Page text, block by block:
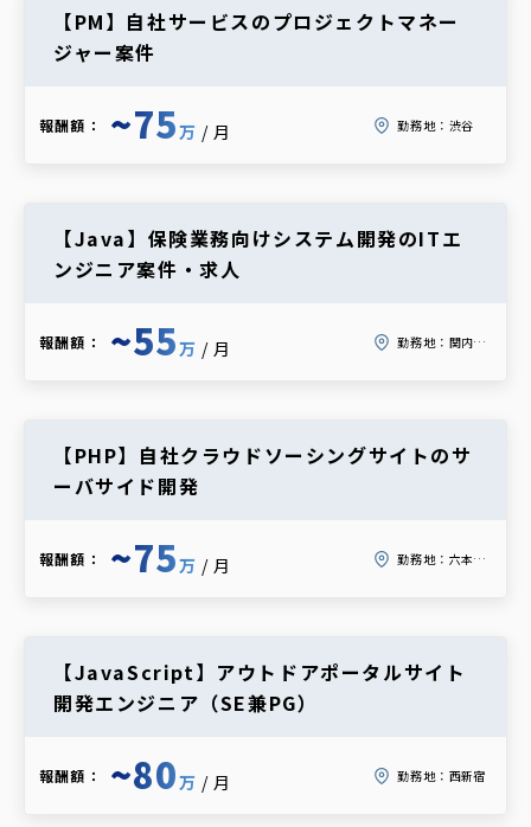
【PM】自社サービスのプロジェクトマネー
ジャー案件
報酬額： ~75万 /月 勤務地： 渋谷
【Java】保険業務向けシステム開発のITエ
ンジニア案件・求人
報酬額： ~55万 /月 勤務地： 関内（馬車道駅すぐ）
【PHP】自社クラウドソーシングサイトのサ
ーバサイド開発
報酬額： ~75万 /月 勤務地： 六本木一丁目
【JavaScript】アウトドアポータルサイト
開発エンジニア（SE兼PG）
報酬額： ~80万 /月 勤務地： 西新宿